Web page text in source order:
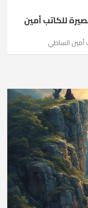
للكاتب أمين
أمين الساطي